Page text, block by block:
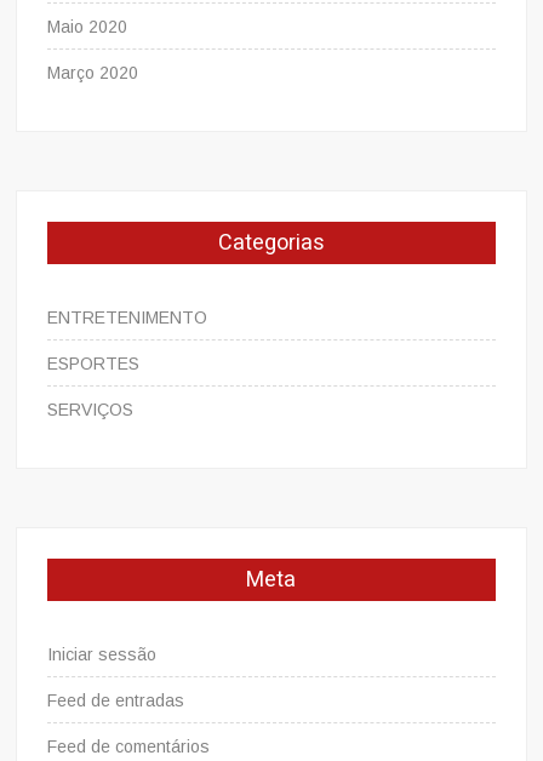
Maio 2020
Março 2020
Categorias
ENTRETENIMENTO
ESPORTES
SERVIÇOS
Meta
Iniciar sessão
Feed de entradas
Feed de comentários